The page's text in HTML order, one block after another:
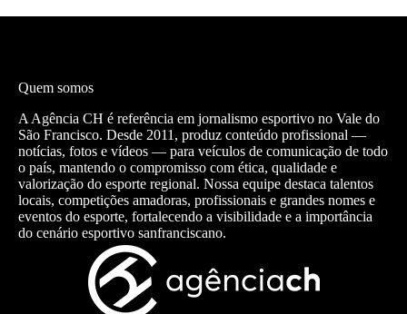
Quem somos
A Agência CH é referência em jornalismo esportivo no Vale do
São Francisco. Desde 2011, produz conteúdo profissional —
notícias, fotos e vídeos — para veículos de comunicação de todo
o país, mantendo o compromisso com ética, qualidade e
valorização do esporte regional. Nossa equipe destaca talentos
locais, competições amadoras, profissionais e grandes nomes e
eventos do esporte, fortalecendo a visibilidade e a importância
do cenário esportivo sanfranciscano.